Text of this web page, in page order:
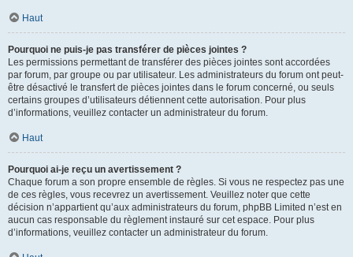
Haut
Pourquoi ne puis-je pas transférer de pièces jointes ?
Les permissions permettant de transférer des pièces jointes sont accordées
par forum, par groupe ou par utilisateur. Les administrateurs du forum ont peut-
être désactivé le transfert de pièces jointes dans le forum concerné, ou seuls
certains groupes d’utilisateurs détiennent cette autorisation. Pour plus
d’informations, veuillez contacter un administrateur du forum.
Haut
Pourquoi ai-je reçu un avertissement ?
Chaque forum a son propre ensemble de règles. Si vous ne respectez pas une
de ces règles, vous recevrez un avertissement. Veuillez noter que cette
décision n’appartient qu’aux administrateurs du forum, phpBB Limited n’est en
aucun cas responsable du règlement instauré sur cet espace. Pour plus
d’informations, veuillez contacter un administrateur du forum.